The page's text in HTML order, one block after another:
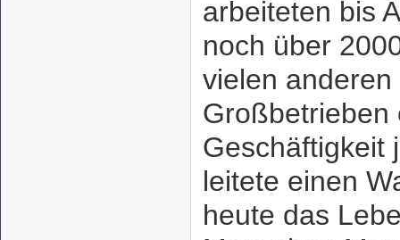
arbeiteten bis
noch über
vielen
Großbetrieben
Geschäftigkeit
leitete einen
heute das